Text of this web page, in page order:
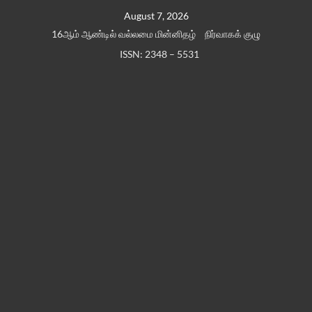
August 7, 2026
16ஆம் ஆண்டில் வல்லமை மின்னிதழ்
நிர்வாகக் குழு
ISSN: 2348 – 5531